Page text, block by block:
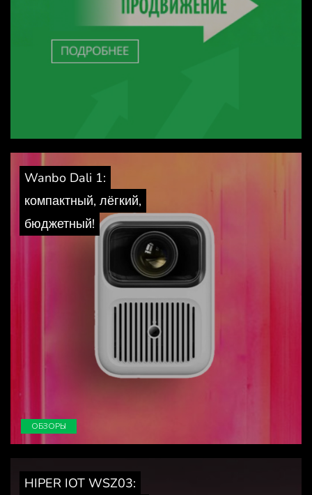
Wanbo Dali 1:
компактный, лёгкий,
бюджетный!
ОБЗОРЫ
HIPER IOT WSZ03: